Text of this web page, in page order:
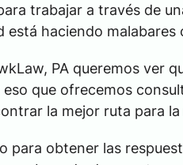
trabajar a través de
está haciendo
PA queremos ver
eso que ofrecemos
la mejor ruta para
para obtener las